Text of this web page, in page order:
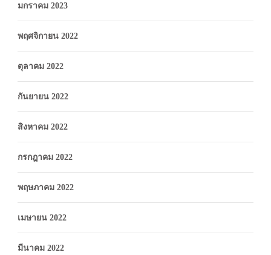
มกราคม 2023
พฤศจิกายน 2022
ตุลาคม 2022
กันยายน 2022
สิงหาคม 2022
กรกฎาคม 2022
พฤษภาคม 2022
เมษายน 2022
มีนาคม 2022